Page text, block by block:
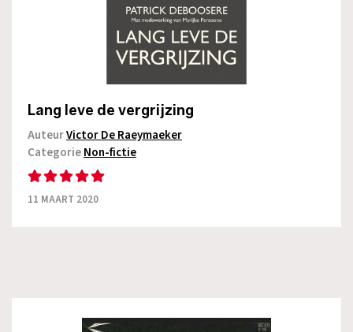
Lang leve de vergrijzing
AuteurVictor De Raeymaeker
CategorieNon-fictie
11 MAART 2020